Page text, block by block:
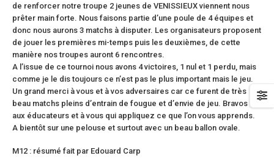
de renforcer notre troupe 2 jeunes de VENISSIEUX viennent nous
prêter main forte. Nous faisons partie d’une poule de 4 équipes et
donc nous aurons 3 matchs à disputer. Les organisateurs proposent
de jouer les premières mi-temps puis les deuxièmes, de cette
manière nos troupes auront 6 rencontres.
A l’issue de ce tournoi nous avons 4 victoires, 1 nul et 1 perdu, mais
comme je le dis toujours ce n’est pas le plus important mais le jeu.
Un grand merci à vous et à vos adversaires car ce furent de très
beau matchs pleins d’entrain de fougue et d’envie de jeu. Bravos
aux éducateurs et à vous qui appliquez ce que l’on vous apprends.
A bientôt sur une pelouse et surtout avec un beau ballon ovale.
M12 : résumé fait par Edouard Carp